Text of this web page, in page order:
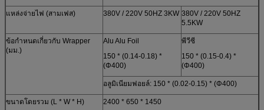
แหล่งจ่ายไฟ (สามเฟส) 380V / 220V 50HZ 3KW 380V / 220V 50HZ
5.5KW
ข้อกำหนดเกี่ยวกับ Wrapper
(มม.)
Alu Alu Foil
150 * (0.14-0.18) *
(Φ400)
พีวีซี
150 * (0.15-0.4) *
(Φ400)
อลูมิเนียมฟอยล์: 150 * (0.02-0.15) * (Φ400)
ขนาดโดยรวม (L * W * H)
2400 * 650 * 1450